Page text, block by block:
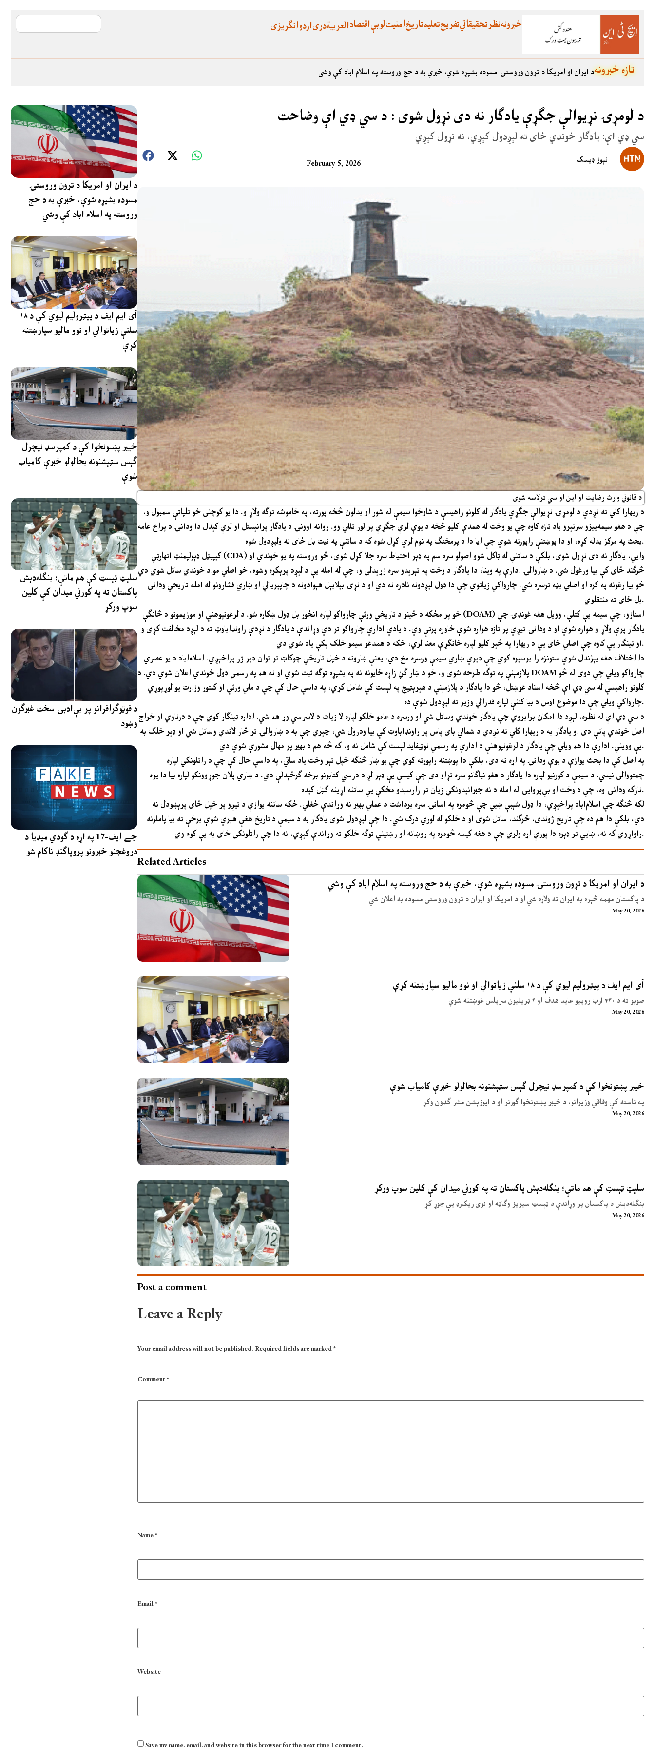
اقتصادلوبېامنیتتاریختعلیمتفریحتحقیقاتينظرخبرونه انگریزیاردودریالعربية
د ایران او امریکا د تړون وروستۍ مسوده بشپړه شوې، خبرې به د حج وروسته په اسلام اباد کې وشيتازه خبرونه
د ایران او امریکا د تړون وروستۍ
مسوده بشپړه شوې، خبرې به د حج
وروسته په اسلام اباد کې وشي
آی ایم ایف د پیټرولیم لیوي کې د ۱۸
سلنې زیاتوالي او نوو مالیو سپارښتنه
کړې
خیبر پښتونخوا کې د کمپرسډ نیچرل
ګېس سټېشنونه بحالولو خبرې کامیاب
شوې
سلېټ ټېسټ کې هم ماتې؛ بنګله‌دېش
پاکستان ته په کورني میدان کې کلین
سوپ ورکړ
د فوټوګرافرانو پر بې‌ادبۍ سخت غبرګون
وښود
جے ایف-17 په اړه د ګودي میډیا د
دروغجنو خبرونو پروپاګنډ ناکام شو
د لومړۍ نړيوالې جګړې يادګار نه دی نړول شوی : د سي ډي اې وضاحت
سي ډي اې: يادګار خوندي ځای ته لېږدول کېږي، نه نړول کېږي
February 5, 2026 نېوز ډیسک
د قانوني وارث رضايت او اين او سي ترلاسه شوی
د ريهارا کلي ته نږدې د لومړۍ نړيوالې جګړې يادګار له کلونو راهيسې د شاوخوا سيمې له شور او بدلون څخه پورته، په خاموشه توګه ولاړ و. دا يو کوچنی خو تلپاتې سمبول و،
چې د هغو سيمه‌ييزو سرتېرو ياد تازه کاوه چې يو وخت له همدې کليو څخه د يوې لرې جګړې پر لور تللي وو. روانه اوونۍ د يادګار پرانېستل او لرې کېدل دا ودانۍ د پراخ عامه
بحث په مرکز بدله کړه، او دا پوښتنې راپورته شوې چې ايا دا د پرمختګ په نوم لرې کړل شوه که د ساتنې په نيت بل ځای ته ولېږدول شوه.
کېپيټل ډېولپمنټ اتهارټي (CDA) وايي، يادګار نه دی نړول شوی، بلکې د ساتنې له ټاکل شوو اصولو سره سم په ډېر احتياط سره جلا کړل شوی، څو وروسته په يو خوندي او
څرګند ځای کې بيا ورغول شي. د ښاروالۍ ادارې په وينا، دا يادګار د وخت په تېرېدو سره زړېدلی و، چې له امله يې د لېږد پرېکړه وشوه، خو اصلي مواد خوندي ساتل شوي دي
څو بيا رغونه په کره او اصلي بڼه ترسره شي. چارواکي زياتوي چې دا ډول لېږدونه نادره نه دي او د نړۍ بېلابېل هېوادونه د چاپېريالي او ښاري فشارونو له امله تاريخي ودانۍ
بل ځای ته منتقلوي.
خو پر مځکه د ځينو د تاريخي ورثې چارواکو لپاره انځور بل ډول ښکاره شو. د لرغونپوهنې او موزيمونو د څانګې (DOAM) استازو، چې سيمه يې کتلې، وويل هغه غونډۍ چې
يادګار پرې ولاړ و هواره شوې او د ودانۍ تيږې پر تازه هواره شوې خاوره پرتې وې. د يادې ادارې چارواکو تر دې وړاندې د يادګار د نږدې راونډاباوټ ته د لېږد مخالفت کړی و
او ټينګار يې کاوه چې اصلي ځای يې د ريهارا په څېر کليو لپاره ځانګړې معنا لري، ځکه د همدغو سيمو خلک پکې ياد شوي دي.
دا اختلاف هغه پېژندل شوې ستونزه را برسېره کوي چې ډېرې ښاري سيمې ورسره مخ دي، يعنې ښارونه د خپل تاريخي چوکاټ تر توان ډېر ژر پراخېږي. اسلام‌اباد د يو عصري
پلازمېنې په توګه طرحه شوی و، خو د ښار ګڼ زاړه ځايونه نه په بشپړه توګه ثبت شوي او نه هم په رسمي ډول خوندي اعلان شوي دي. د DOAM چارواکو ويلي چې دوی له څو
کلونو راهيسې له سي ډي اې څخه اسناد غوښتل، څو دا يادګار د پلازمېنې د هېرېټيج په لېست کې شامل کړي، په داسې حال کې چې د ملي ورثې او کلتور وزارت يو لوړپوړي
چارواکي ويلي چې دا موضوع اوس د بيا کتنې لپاره فدرالي وزير ته لېږدول شوې ده.
د سي ډي اې له نظره، لېږد دا امکان برابروي چې يادګار خوندي وساتل شي او ورسره د عامو خلکو لپاره لا زيات د لاسرسي وړ هم شي. اداره ټينګار کوي چې د درناوي او خراج
اصل خوندي پاتې دی او يادګار به د ريهارا کلي ته نږدې د شمالي بای پاس پر راونډاباوټ کې بيا ودرول شي، چېرې چې به د ښاروالۍ تر څار لاندې وساتل شي او ډېر خلک به
يې وويني. ادارې دا هم ويلي چې يادګار د لرغونپوهنې د ادارې په رسمي نوټيفايد لېست کې شامل نه و، که څه هم د بهير پر مهال مشورې شوې دي.
په اصل کې دا بحث يوازې د يوې ودانۍ په اړه نه دی، بلکې دا پوښتنه راپورته کوي چې يو ښار څنګه خپل تېر وخت ياد ساتي، په داسې حال کې چې د راتلونکي لپاره
چمتووالی نيسي. د سيمې د کورنيو لپاره دا يادګار د هغو نياګانو سره تړاو دی چې کيسې يې ډېر لږ د درسي کتابونو برخه ګرځېدلې دي. د ښاري پلان جوړوونکو لپاره بيا دا يوه
نازکه ودانۍ وه، چې د وخت او بې‌پروايۍ له امله د نه جبرانېدونکي زيان تر رارسېدو مخکې يې ساتنه اړينه ګڼل کېده.
لکه څنګه چې اسلام‌اباد پراخېږي، دا ډول شېبې ښيي چې څومره په اسانۍ سره برداشت د عملي بهير نه وړاندې ځغلي. ځکه ساتنه يوازې د تيږو پر خپل ځای پرېښودل نه
دي، بلکې دا هم ده چې تاريخ ژوندی، څرګند، ساتل شوی او د خلکو له لوري درک شي. دا چې لېږدول شوی يادګار به د سيمې د تاريخ هغې هېرې شوې برخې ته بيا پاملرنه
راواړوي که نه، ښايي تر ډېره دا پورې اړه ولري چې د هغه کيسه څومره په روښانه او رښتينې توګه خلکو ته وړاندې کېږي، نه دا چې راتلونکی ځای به يې کوم وي.
Related Articles
د ایران او امریکا د تړون وروستۍ مسوده بشپړه شوې، خبرې به د حج وروسته په اسلام اباد کې وشي
د پاکستان مهمه څېره به ایران ته ولاړه شي او د امریکا او ایران د تړون وروستی مسوده به اعلان شي
May 20, 2026
آی ایم ایف د پیټرولیم لیوي کې د ۱۸ سلنې زیاتوالي او نوو مالیو سپارښتنه کړې
صوبو ته د ۴۳۰ ارب روپیو عاید هدف او ۲ ټریلیون سرپلس غوښتنه شوې
May 20, 2026
خیبر پښتونخوا کې د کمپرسډ نیچرل ګېس سټېشنونه بحالولو خبرې کامیاب شوې
په ناسته کې وفاقي وزیرانو، د خیبر پښتونخوا ګورنر او د اپوزېشن مشر ګډون وکړ
May 20, 2026
سلېټ ټېسټ کې هم ماتې؛ بنګله‌دېش پاکستان ته په کورني میدان کې کلین سوپ ورکړ
بنګله‌دېش د پاکستان پر وړاندې د ټېسټ سیریز وګاټه او نوی ریکارډ یې جوړ کړ
May 20, 2026
Post a comment
Leave a Reply
Your email address will not be published.Required fields are marked*
Comment*
Name*
Email*
Website